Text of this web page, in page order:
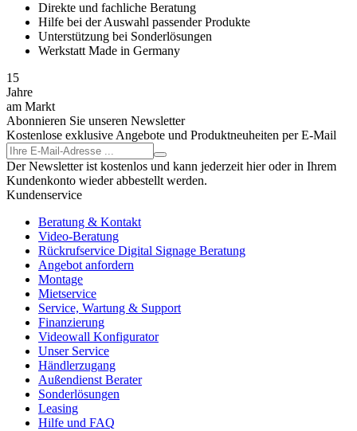
Direkte und fachliche Beratung
Hilfe bei der Auswahl passender Produkte
Unterstützung bei Sonderlösungen
Werkstatt Made in Germany
15
Jahre
am Markt
Abonnieren Sie unseren Newsletter
Kostenlose exklusive Angebote und Produktneuheiten per E-Mail
Der Newsletter ist kostenlos und kann jederzeit hier oder in Ihrem
Kundenkonto wieder abbestellt werden.
Kundenservice
Beratung & Kontakt
Video-Beratung
Rückrufservice Digital Signage Beratung
Angebot anfordern
Montage
Mietservice
Service, Wartung & Support
Finanzierung
Videowall Konfigurator
Unser Service
Händlerzugang
Außendienst Berater
Sonderlösungen
Leasing
Hilfe und FAQ